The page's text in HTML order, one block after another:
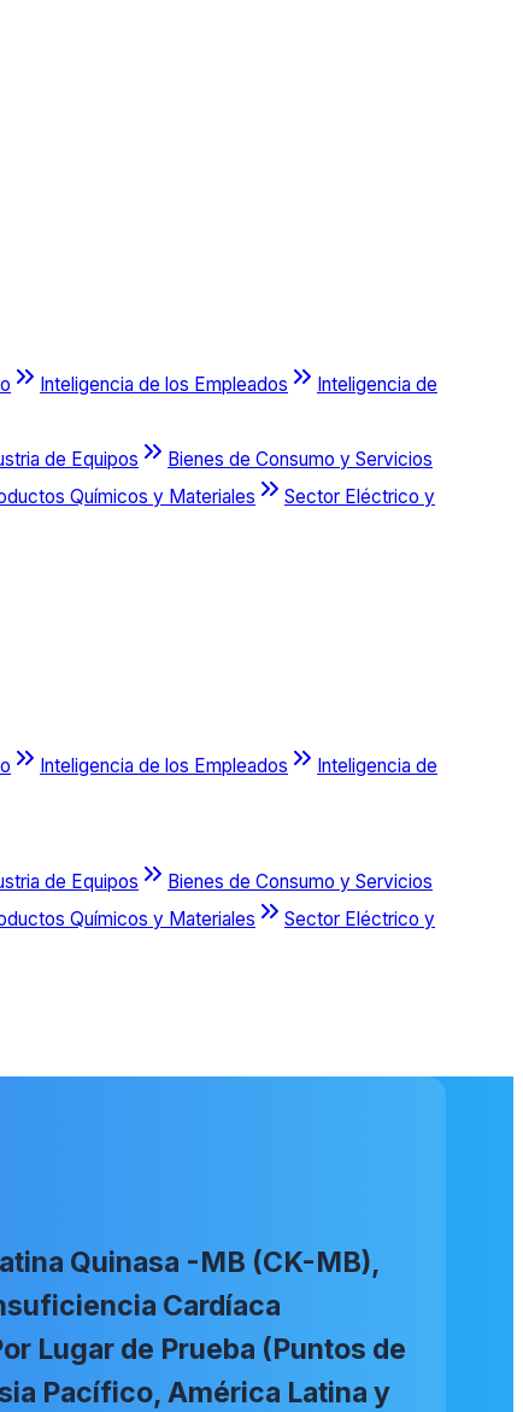
Inteligencia de los Empleados
Inteligencia de
de Equipos
Bienes de Consumo y Servicios
Químicos y Materiales
Sector Eléctrico y
Inteligencia de los Empleados
Inteligencia de
de Equipos
Bienes de Consumo y Servicios
Químicos y Materiales
Sector Eléctrico y
Quinasa -MB (CK-MB),
Cardíaca
Lugar de Prueba (Puntos de
Pacífico, América Latina y